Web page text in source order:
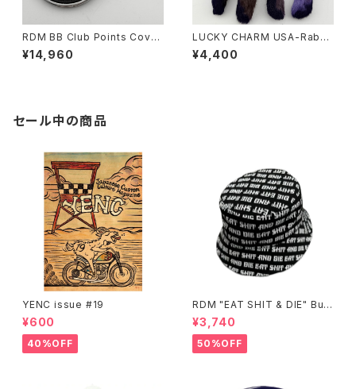
RDM BB Club Points Cover
for HD
¥14,960
LUCKY CHARM USA-Rabbi
ts Foot key chain,Purple N.
O.S.
¥4,400
セール中の商品
YENC issue #19
¥600
40%OFF
RDM "EAT SHIT & DIE" Buc
ket Hat
¥3,740
50%OFF